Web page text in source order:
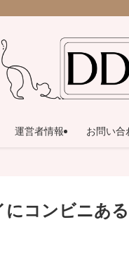
運営者情報 お問い合
コンビニあ